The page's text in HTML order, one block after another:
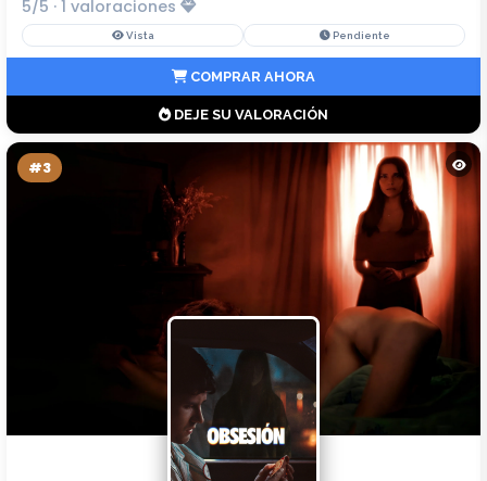
5/5 · 1 valoraciones
Vista Pendiente
COMPRAR AHORA
DEJE SU VALORACIÓN
#3